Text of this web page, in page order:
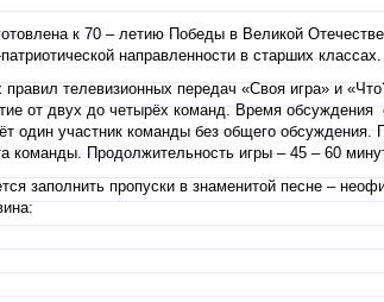
к 70 – летию Победы в Великой
направленности в старших классах.
телевизионных передач «Своя игра» и
от двух до четырёх команд. Время обсуждения
один участник команды без общего обсуждения.
команды. Продолжительность игры – 45 – 60
заполнить пропуски в знаменитой песне –